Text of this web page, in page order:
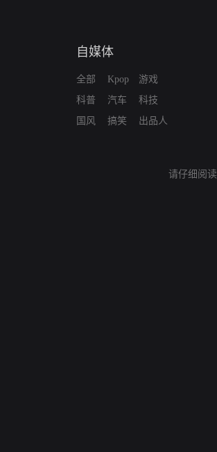
自媒体
全部
科普
国风
Kpop
汽车
搞笑
游戏
科技
出品人
请仔细阅读